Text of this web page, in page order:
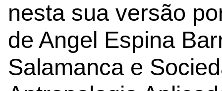
nesta sua versão
de Angel Espina
Salamanca e